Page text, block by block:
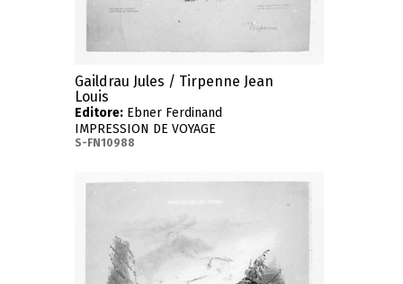
Gaildrau Jules / Tirpenne Jean
Louis
Editore: Ebner Ferdinand
IMPRESSION DE VOYAGE
S-FN10988